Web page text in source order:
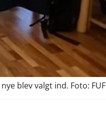
blev valgt ind. Foto: FUF